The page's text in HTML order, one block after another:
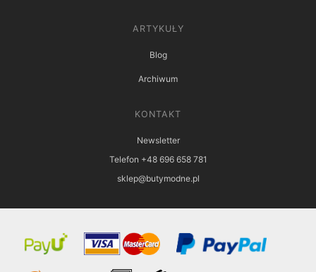
ARTYKUŁY
Blog
Archiwum
KONTAKT
Newsletter
Telefon +48 696 658 781
sklep@butymodne.pl